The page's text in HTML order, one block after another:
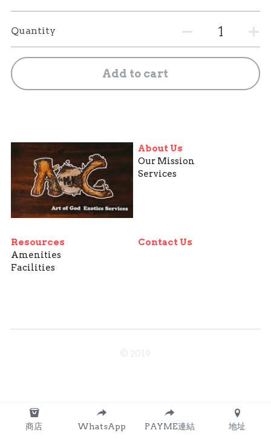
Quantity
Add to cart
About Us
Our Mission
Services
Resources
Amenities
Facilities
Contact Us
商店 WhatsApp PAYME連結 地址